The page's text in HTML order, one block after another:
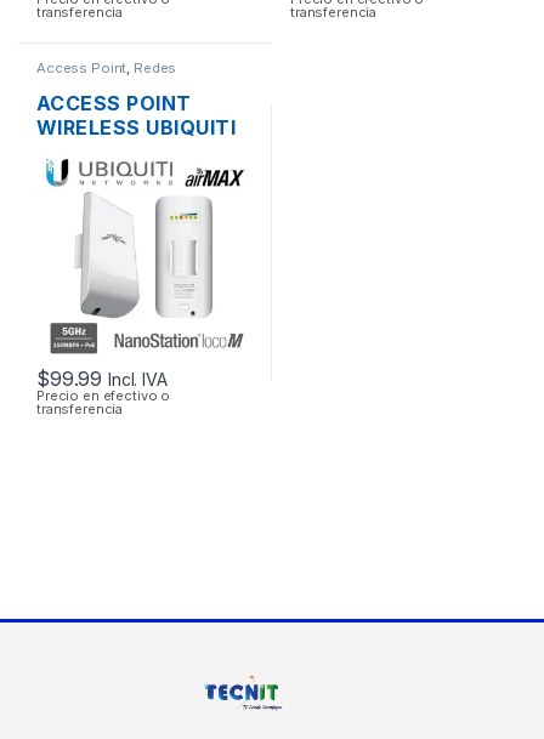
transferencia transferencia
Access Point, Redes
ACCESS POINT
WIRELESS UBIQUITI
LOCOM5 AIRMAX
5GHZ 13DBI MIMO
200MW 150MBPS +
POE OUTDOOR
$99.99 Incl. IVA
Precio en efectivo o
transferencia